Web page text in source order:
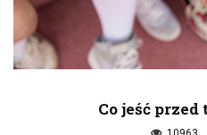
Co jeść